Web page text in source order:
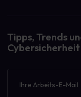
Tipps, Trends